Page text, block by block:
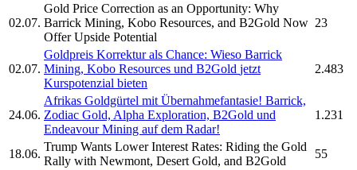
02.07.
Gold Price Correction as an Opportunity: Why
Barrick Mining, Kobo Resources, and B2Gold Now
Offer Upside Potential
23
02.07.
Goldpreis Korrektur als Chance: Wieso Barrick
Mining, Kobo Resources und B2Gold jetzt
Kurspotenzial bieten
2.483
24.06.
Afrikas Goldgürtel mit Übernahmefantasie! Barrick,
Zodiac Gold, Alpha Exploration, B2Gold und
Endeavour Mining auf dem Radar!
1.231
18.06.
Trump Wants Lower Interest Rates: Riding the Gold
Rally with Newmont, Desert Gold, and B2Gold
55